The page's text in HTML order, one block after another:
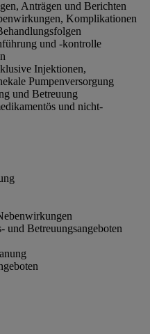
Anträgen und Berichten
Komplikationen
und -kontrolle
Injektionen,
Pumpenversorgung
und Betreuung
und nicht-
und Betreuungsangeboten